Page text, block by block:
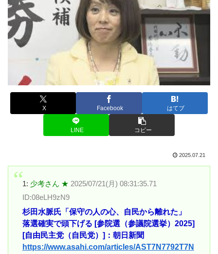
X Facebook はてブ
LINE コピー
2025.07.21
1: 少考さん ★ 2025/07/21(月) 08:31:35.71
ID:08eLH9zN9
杉田水脈氏「保守の人の心、自民から離れた」
落選確実で頭下げる [参院選（参議院選挙）2025]
[自由民主党（自民党）]：朝日新聞
https://www.asahi.com/articles/AST7N7792T7N